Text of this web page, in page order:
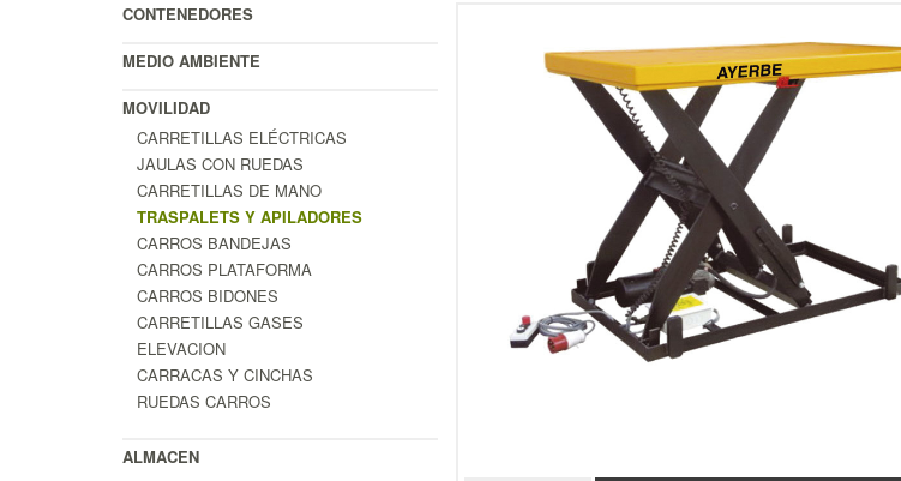
CONTENEDORES
MEDIO AMBIENTE
MOVILIDAD
CARRETILLAS ELÉCTRICAS
JAULAS CON RUEDAS
CARRETILLAS DE MANO
TRASPALETS Y APILADORES
CARROS BANDEJAS
CARROS PLATAFORMA
CARROS BIDONES
CARRETILLAS GASES
ELEVACION
CARRACAS Y CINCHAS
RUEDAS CARROS
ALMACEN